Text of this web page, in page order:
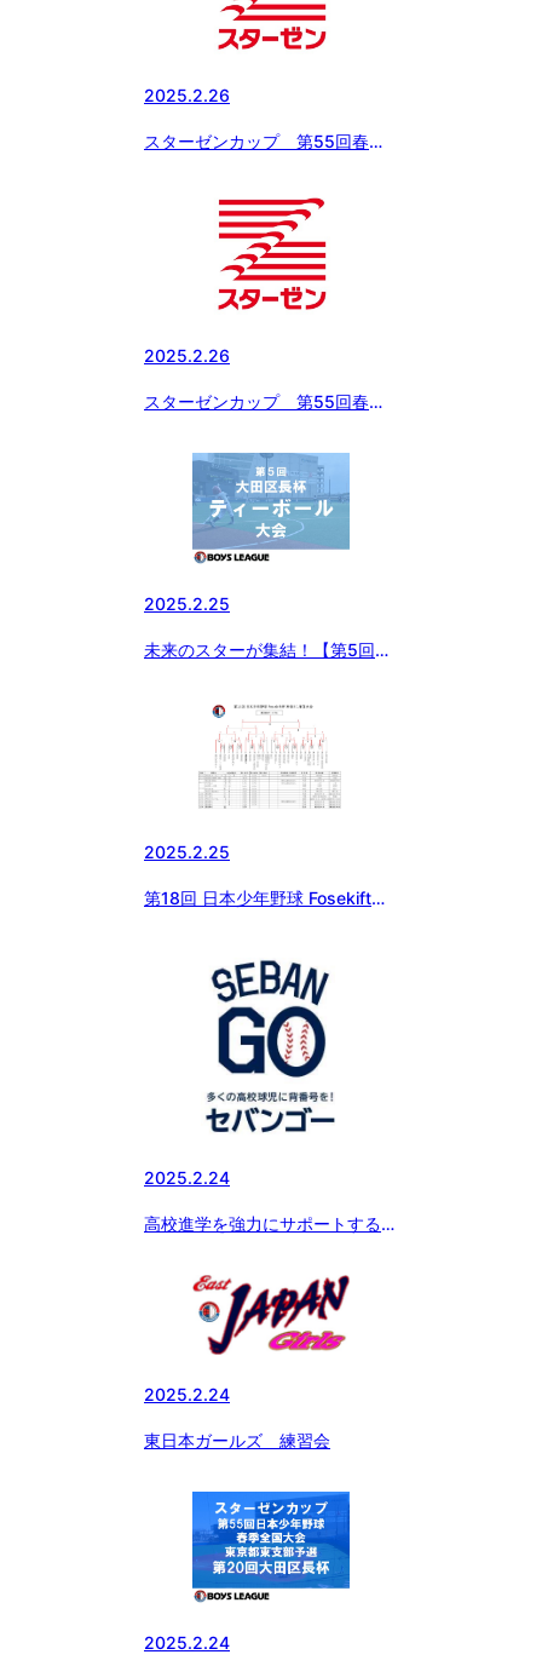
読売ジャイアンツ・丸選手と対
2025.2.26
スターゼンカップ 第55回春季
2025.2.26
スターゼンカップ 第55回春季
2025.2.25
未来のスターが集結！【第5回大
2025.2.25
第18回 日本少年野球 Fosekift杯
2025.2.24
高校進学を強力にサポートする新
ゴー）に作新学院高 女子硬式野
球部、京都外大西高 女子硬式野
球部、つくば国際高 硬式野球部
2025.2.24
東日本ガールズ 練習会
2025.2.24